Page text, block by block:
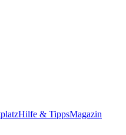
Hilfe & TippsMagazin